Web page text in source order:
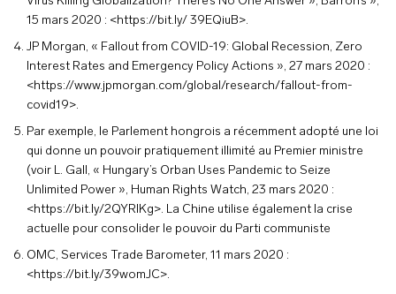
15 mars 2020 : <https://bit.ly/ 39EQiuB>.
JP Morgan, « Fallout from COVID-19: Global Recession, Zero
Interest Rates and Emergency Policy Actions », 27 mars 2020 :
<https://www.jpmorgan.com/global/research/fallout-from-
covid19>.
Par exemple, le Parlement hongrois a récemment adopté une loi
qui donne un pouvoir pratiquement illimité au Premier ministre
(voir L. Gall, « Hungary’s Orban Uses Pandemic to Seize
Unlimited Power », Human Rights Watch, 23 mars 2020 :
<https://bit.ly/2QYRIKg>. La Chine utilise également la crise
actuelle pour consolider le pouvoir du Parti communiste
OMC, Services Trade Barometer, 11 mars 2020 :
<https://bit.ly/39womJC>.